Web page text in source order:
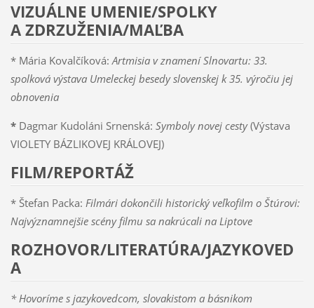
VIZUÁLNE UMENIE/SPOLKY
A ZDRZUŽENIA/MAĽBA
* Mária Kovalčíková:Artmisia v znamení Slnovartu: 33.
spolková výstava Umeleckej besedy slovenskej k 35. výročiu jej
obnovenia
* Dagmar Kudoláni Srnenská: Symboly novej cesty(Výstava
VIOLETY BÁZLIKOVEJ KRÁLOVEJ)
FILM/REPORTÁŽ
* Štefan Packa: Filmári dokončili historický veľkofilm o Štúrovi:
Najvýznamnejšie scény filmu sa nakrúcali na Liptove
ROZHOVOR/LITERATÚRA/JAZYKOVED
A
* Hovoríme s jazykovedcom, slovakistom a básnikom